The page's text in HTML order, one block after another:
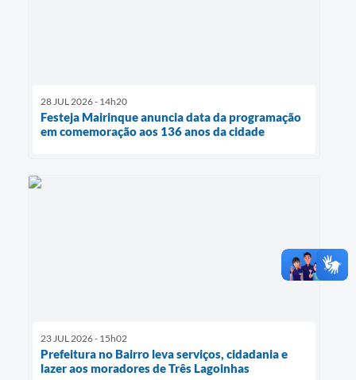
28 JUL 2026 - 14h20
Festeja Mairinque anuncia data da programação
em comemoração aos 136 anos da cidade
23 JUL 2026 - 15h02
Prefeitura no Bairro leva serviços, cidadania e
lazer aos moradores de Três Lagoinhas